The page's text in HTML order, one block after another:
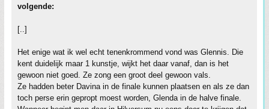
volgende:
[..]
Het enige wat ik wel echt tenenkrommend vond was Glennis. Die
kent duidelijk maar 1 kunstje, wijkt het daar vanaf, dan is het
gewoon niet goed. Ze zong een groot deel gewoon vals.
Ze hadden beter Davina in de finale kunnen plaatsen en als ze dan
toch perse erin gepropt moest worden, Glenda in de halve finale.